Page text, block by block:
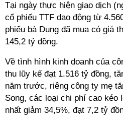
Tại ngày thực hiện giao dịch
cổ phiếu TTF dao động từ
phiếu bà Dung đã mua có giá
145,2 tỷ đồng.
Về tình hình kinh doanh của
thu lũy kế đạt 1.516 tỷ đồng,
năm trước, riêng công ty mẹ
Song, các loại chi phí cao kéo
nhất giảm 34,5%, đạt 7,2 tỷ